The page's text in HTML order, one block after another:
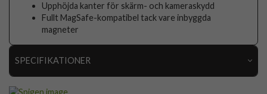
Upphöjda kanter för skärm- och kameraskydd
Fullt MagSafe-kompatibel tack vare inbyggda
magneter
SPECIFIKATIONER